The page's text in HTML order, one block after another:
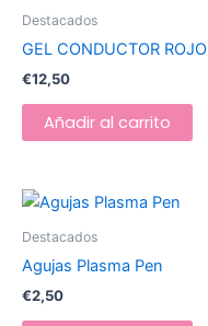
Destacados
GEL CONDUCTOR ROJO
€12,50
Añadir al carrito
Destacados
Agujas Plasma Pen
€2,50